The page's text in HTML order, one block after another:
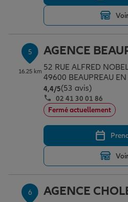
5
16.25 km
AGENCE
52 RUE ALFRED
49600 BEAUPREAU EN
4,4/5Note de 4.4 sur 5
(53 avis)
02 41 30 01 86
Fermé actuellement
6 AGENCE